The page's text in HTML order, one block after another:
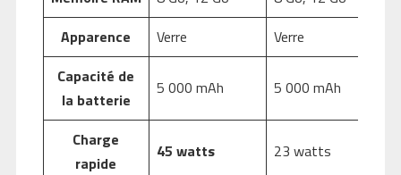
Apparence
Verre
Verre
Capacité de
la batterie
5 000 mAh 5 000 mAh
Charge
rapide
45 watts 23 watts